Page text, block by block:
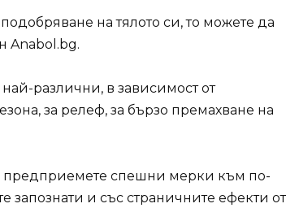
на тялото си, то можете да
Anabol.bg.
различни, в зависимост от
за релеф, за бързо премахване на
предприемете спешни мерки към по-
запознати и със страничните ефекти от